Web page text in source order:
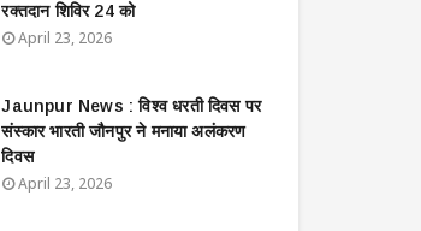
रक्तदान शिविर 24 को
April 23, 2026
Jaunpur News : विश्व धरती दिवस पर
संस्कार भारती जौनपुर ने मनाया अलंकरण
दिवस
April 23, 2026